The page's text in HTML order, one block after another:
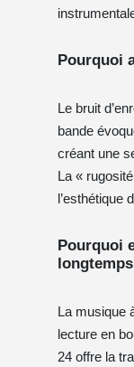
Pourquoi
Le bruit
bande
créant une
La «
l’esthétique
Pourquoi
La musique
lecture en
24 offre la